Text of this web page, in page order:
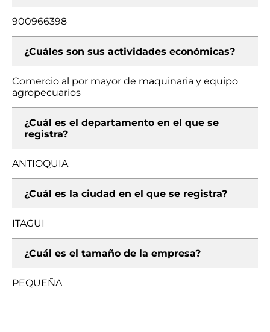
900966398
¿Cuáles son sus actividades económicas?
Comercio al por mayor de maquinaria y equipo
agropecuarios
¿Cuál es el departamento en el que se
registra?
ANTIOQUIA
¿Cuál es la ciudad en el que se registra?
ITAGUI
¿Cuál es el tamaño de la empresa?
PEQUEÑA